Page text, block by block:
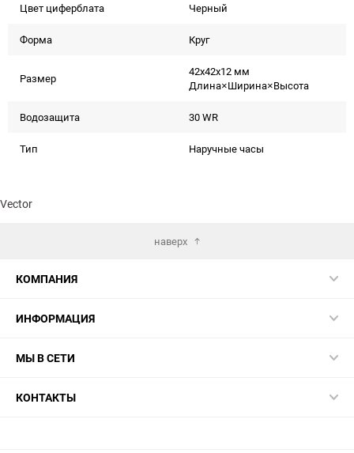
Цвет циферблата Черный
Форма Круг
Размер
42x42x12 мм
Длина×Ширина×Высота
Водозащита 30 WR
Тип Наручные часы
Vector
наверх
КОМПАНИЯ
ИНФОРМАЦИЯ
МЫ В СЕТИ
КОНТАКТЫ